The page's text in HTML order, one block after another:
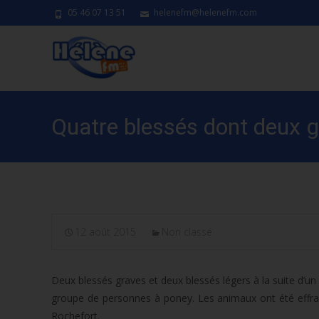
05 46 07 13 51 helenefm@helenefm.com
Quatre blessés dont deux
Deux blessés graves et deux blessés légers à la suite
groupe de personnes à poney. Les animaux ont été
Rochefort.